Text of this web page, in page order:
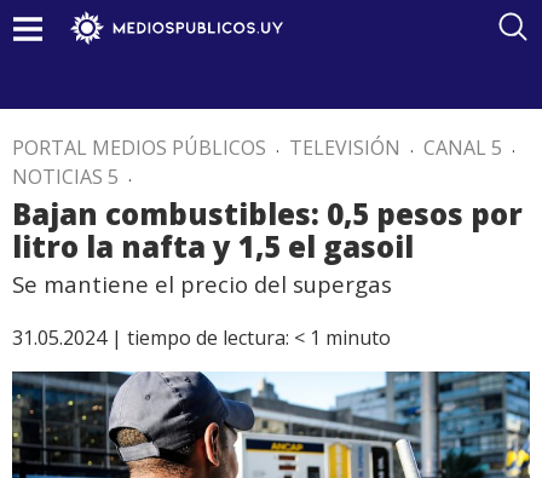
PORTAL MEDIOS PÚBLICOS . TELEVISIÓN . CANAL 5 .
NOTICIAS 5 .
Bajan combustibles: 0,5 pesos por
litro la nafta y 1,5 el gasoil
Se mantiene el precio del supergas
31.05.2024 | tiempo de lectura: < 1 minuto